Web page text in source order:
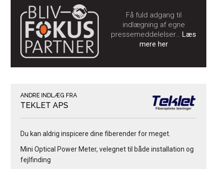
Få fuld adgang til
indlægning af egne
pressemeddelelser…Læs
mere her
ANDRE INDLÆG FRA
TEKLET APS
Du kan aldrig inspicere dine fiberender for meget.
Mini Optical Power Meter, velegnet til både installation og
fejlfinding